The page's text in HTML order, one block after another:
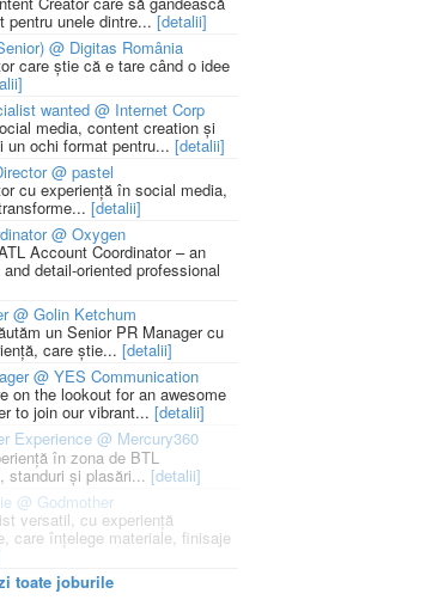
pentru unele dintre...[detalii]
@ Digitas România
care știe că e tare când o idee
wanted @ Internet Corp
media, content creation și
un ochi format pentru... [detalii]
@ pastel
cu experiență în social media,
[detalii]
@ Oxygen
Account Coordinator – an
detail-oriented professional
@ Golin Ketchum
un Senior PR Manager cu
care știe... [detalii]
@ YES Communication
on the lookout for an awesome
to join our vibrant... [detalii]
Experience @ Mercury360
în zona de BTL
standuri și plasări... [detalii]
@ Godmother
versatil, cu experiență
care înțelege materiale, finisaje
toate joburile